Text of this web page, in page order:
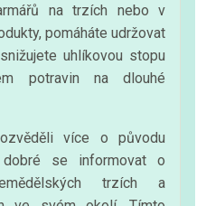
na trzích nebo v
pomáháte udržovat
uhlíkovou stopu
potravin na dlouhé
více o původu
se informovat o
trzích a